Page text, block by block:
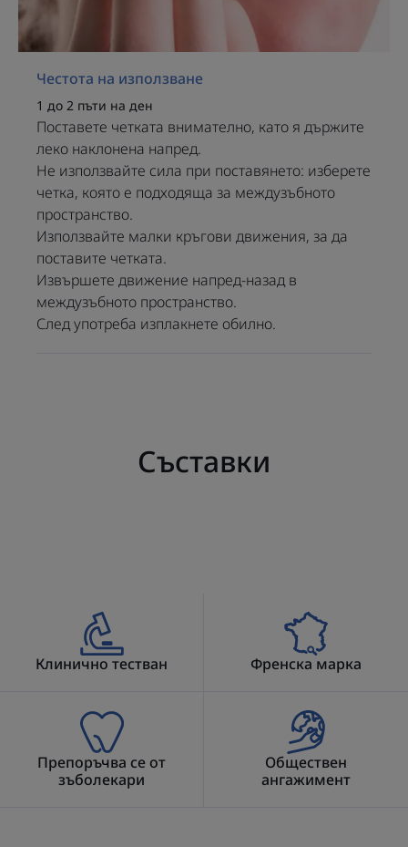
НЯКОЛКО ДУМИ ОТ НАШИЯ ЕКСПЕРТ
Благодарение на
комбинацията от издръжливи
и гъвкави материали,
интерденталните четки
ELGYDIUM CLINIC са лесен,
практичен и щадящ начин да
се насладите на всички
предимства на
интерденталното почистване.
орална хигиена (редовно
миене на зъбите, вода за уста
междузъбните пространства е
особено важна за хора с
оголени зъбни шийки,
протези или брекети.
Предимство
Честота на използване
1 до 2 пъти на ден
Поставете четката внимателно, като я държите
леко наклонена напред.
Не използвайте сила при поставянето: изберете
четка, която е подходяща за междузъбното
пространство.
Използвайте малки кръгови движения, за да
поставите четката.
Извършете движение напред-назад в
междузъбното пространство.
След употреба изплакнете обилно.
Съставки
Клинично тестван Френска марка
Препоръчва се от
зъболекари
Обществен
ангажимент